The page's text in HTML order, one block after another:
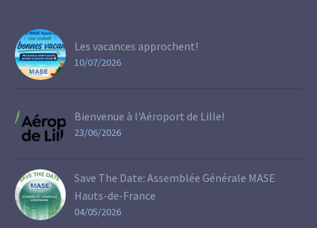
Les vacances approchent!
10/07/2026
Bienvenue à l'Aéroport de Lille!
23/06/2026
Save The Date: Assemblée Générale MASE
Hauts-de-France
04/05/2026